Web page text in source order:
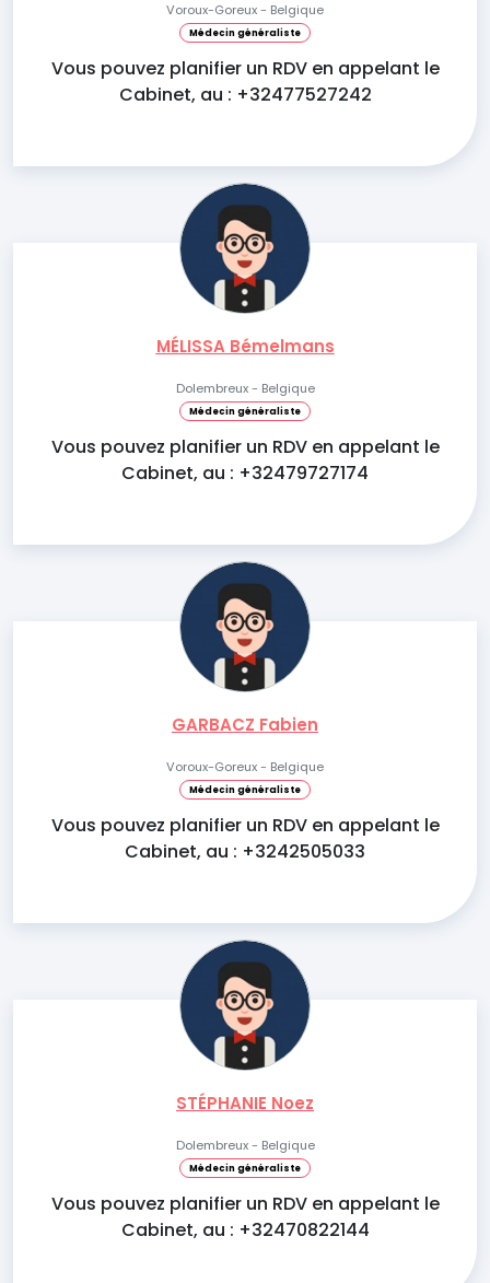
Voroux-Goreux - Belgique
Médecin généraliste
Vous pouvez planifier un RDV en appelant le
Cabinet, au : +32477527242
MÉLISSA Bémelmans
Dolembreux - Belgique
Médecin généraliste
Vous pouvez planifier un RDV en appelant le
Cabinet, au : +32479727174
GARBACZ Fabien
Voroux-Goreux - Belgique
Médecin généraliste
Vous pouvez planifier un RDV en appelant le
Cabinet, au : +3242505033
STÉPHANIE Noez
Dolembreux - Belgique
Médecin généraliste
Vous pouvez planifier un RDV en appelant le
Cabinet, au : +32470822144